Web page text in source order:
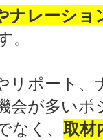
ナレーショ
。
リポート、
会が多い
なく、取材